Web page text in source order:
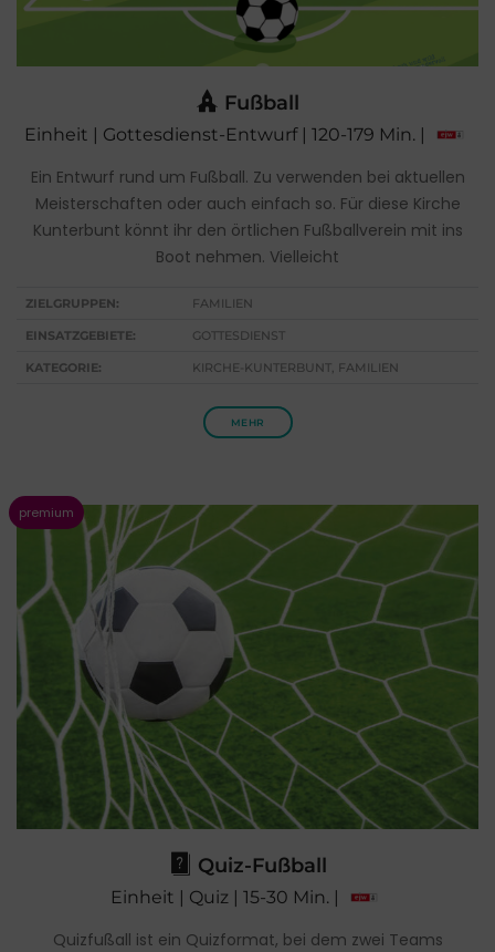
Fußball
Einheit | Gottesdienst-Entwurf | 120-179 Min. |
Ein Entwurf rund um Fußball. Zu verwenden bei aktuellen
Meisterschaften oder auch einfach so. Für diese Kirche
Kunterbunt könnt ihr den örtlichen Fußballverein mit ins
Boot nehmen. Vielleicht
ZIELGRUPPEN: FAMILIEN
EINSATZGEBIETE: GOTTESDIENST
KATEGORIE: KIRCHE-KUNTERBUNT, FAMILIEN
MEHR
Quiz-Fußball
Einheit | Quiz | 15-30 Min. |
Quizfußall ist ein Quizformat, bei dem zwei Teams